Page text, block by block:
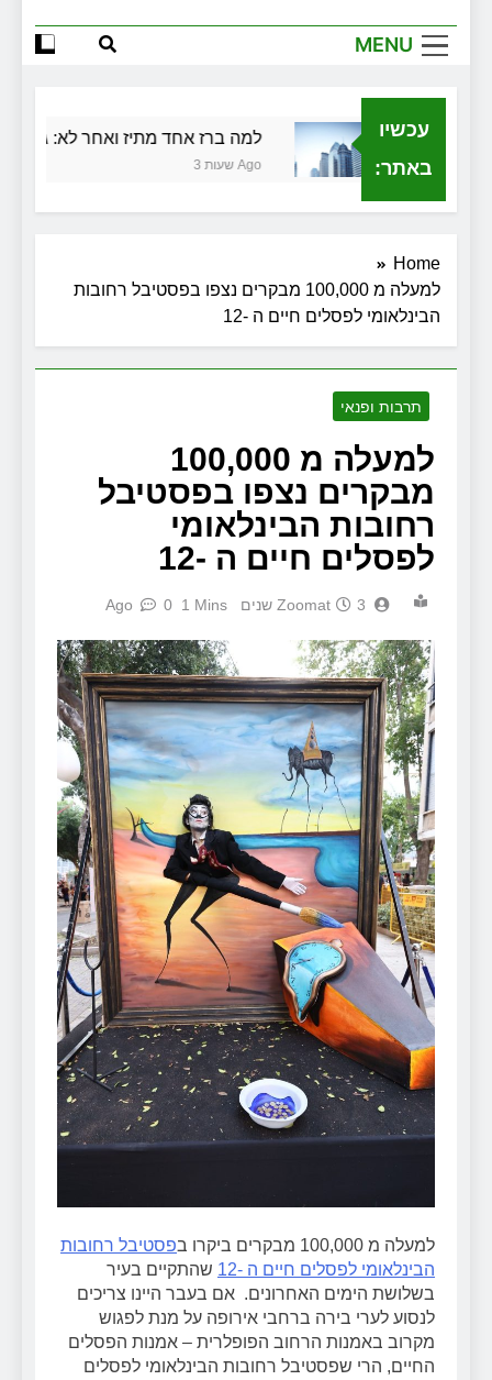
MENU
עכשיו
באתר:
למה ברז אחד מתיז ואחר לא: גובה,
3 שעות Ago
אביב
Home
למעלה מ 100,000 מבקרים נצפו בפסטיבל רחובות
הבינלאומי לפסלים חיים ה -12
תרבות ופנאי
למעלה מ 100,000
מבקרים נצפו בפסטיבל
רחובות הבינלאומי
לפסלים חיים ה -12
Zoomat 3 שנים Ago 0 1 Mins
למעלה מ 100,000 מבקרים ביקרו ב
פסטיבל רחובות
הבינלאומי לפסלים חיים ה -12
שהתקיים בעיר
בשלושת הימים האחרונים. אם בעבר היינו צריכים
לנסוע לערי בירה ברחבי אירופה על מנת לפגוש
מקרוב באמנות הרחוב הפופלרית – אמנות הפסלים
החיים, הרי שפסטיבל רחובות הבינלאומי לפסלים